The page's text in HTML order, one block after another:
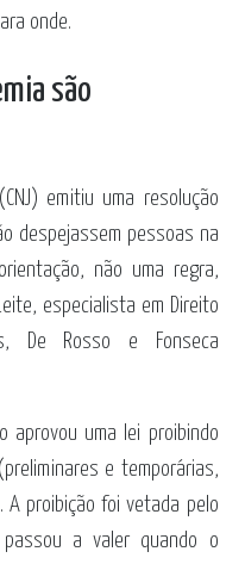
onde.
são
emitiu uma resolução
despejassem pessoas na
não uma regra,
especialista em Direito
De Rosso e Fonseca
aprovou uma lei proibindo
e temporárias,
A proibição foi vetada pelo
a valer quando o